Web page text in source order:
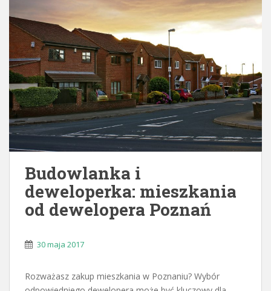
Budowlanka i
deweloperka: mieszkania
od dewelopera Poznań
30 maja 2017
Rozważasz zakup mieszkania w Poznaniu? Wybór